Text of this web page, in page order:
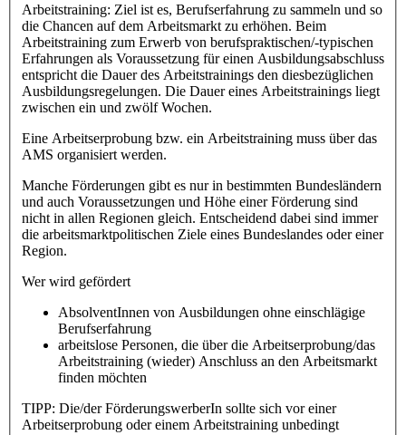
Arbeitstraining: Ziel ist es, Berufserfahrung zu sammeln und so
die Chancen auf dem Arbeitsmarkt zu erhöhen. Beim
Arbeitstraining zum Erwerb von berufspraktischen/-typischen
Erfahrungen als Voraussetzung für einen Ausbildungsabschluss
entspricht die Dauer des Arbeitstrainings den diesbezüglichen
Ausbildungsregelungen. Die Dauer eines Arbeitstrainings liegt
zwischen ein und zwölf Wochen.
Eine Arbeitserprobung bzw. ein Arbeitstraining muss über das
AMS organisiert werden.
Manche Förderungen gibt es nur in bestimmten Bundesländern
und auch Voraussetzungen und Höhe einer Förderung sind
nicht in allen Regionen gleich. Entscheidend dabei sind immer
die arbeitsmarktpolitischen Ziele eines Bundeslandes oder einer
Region.
Wer wird gefördert
AbsolventInnen von Ausbildungen ohne einschlägige
Berufserfahrung
arbeitslose Personen, die über die Arbeitserprobung/das
Arbeitstraining (wieder) Anschluss an den Arbeitsmarkt
finden möchten
TIPP: Die/der FörderungswerberIn sollte sich vor einer
Arbeitserprobung oder einem Arbeitstraining unbedingt